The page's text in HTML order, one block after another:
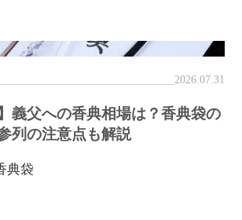
2026.07.31
義父への香典相場は？香典袋の
列の注意点も解説
典袋